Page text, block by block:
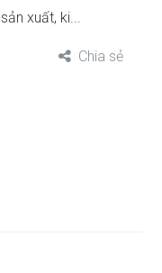
xuất, ki...
Chia sẻ